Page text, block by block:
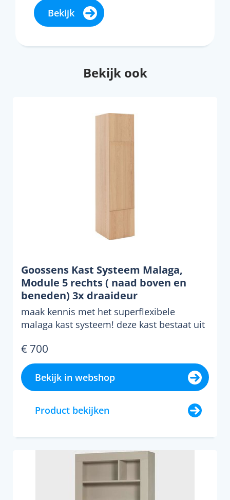
Bekijk
Bekijk ook
Goossens Kast Systeem Malaga,
Module 5 rechts ( naad boven en
beneden) 3x draaideur
maak kennis met het superflexibele
malaga kast systeem! deze kast bestaat uit
€ 700
Bekijk in webshop
Product bekijken